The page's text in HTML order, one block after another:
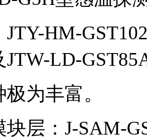
HM-
LD-
为丰富。
层：J-SAM-